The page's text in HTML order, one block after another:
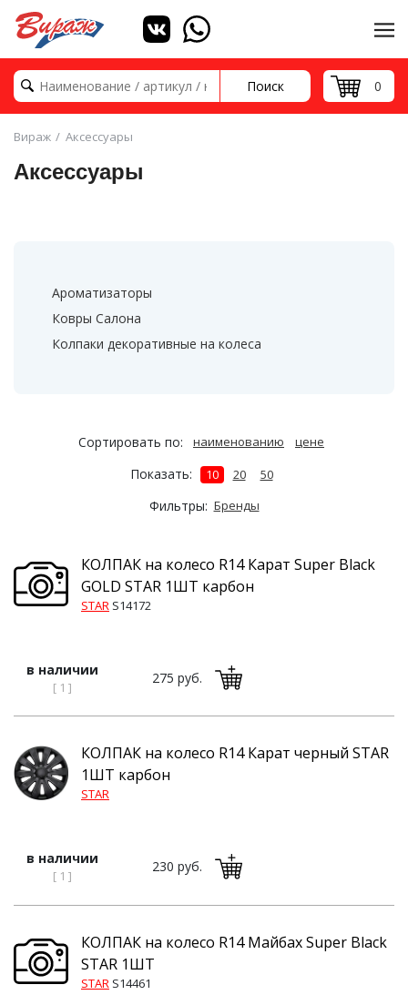
Поиск 0
Вираж Аксессуары
Аксессуары
Ароматизаторы
Ковры Салона
Колпаки декоративные на колеса
Сортировать по: наименованию цене
Показать: 10 20 50
Фильтры: Бренды
КОЛПАК на колесо R14 Карат Super Black
GOLD STAR 1ШТ карбон
STAR S14172
в наличии
[ 1 ]
275 руб.
КОЛПАК на колесо R14 Карат черный STAR
1ШТ карбон
STAR
в наличии
[ 1 ]
230 руб.
КОЛПАК на колесо R14 Майбах Super Black
STAR 1ШТ
STAR S14461